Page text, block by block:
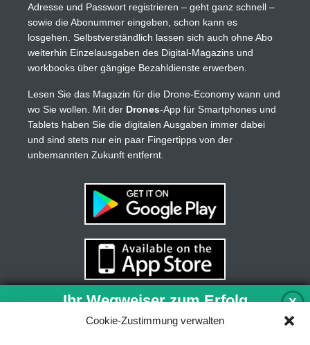
Cookie-Zustimmung verwalten
Adresse und Passwort registrieren – geht ganz schnell –
sowie die Abonummer eingeben, schon kann es
losgehen. Selbstverständlich lassen sich auch ohne Abo
weiterhin Einzelausgaben des Digital-Magazins und
workbooks über gängige Bezahldienste erwerben.
Lesen Sie das Magazin für die Drone-Economy wann und
wo Sie wollen. Mit der Drones-App für Smartphones und
Tablets haben Sie die digitalen Ausgaben immer dabei
und sind stets nur ein paar Fingertipps von der
unbemannten Zukunft entfernt.
X
Ihr Wegweiser zum Erfolg